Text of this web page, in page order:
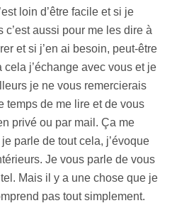
loin d’être facile et si je
aussi pour me les dire à
et si j’en ai besoin, peut-être
cela j’échange avec vous et je
je ne vous remercierais
temps de me lire et de vous
privé ou par mail. Ça me
parle de tout cela, j’évoque
Je vous parle de vous
Mais il y a une chose que je
pas tout simplement.